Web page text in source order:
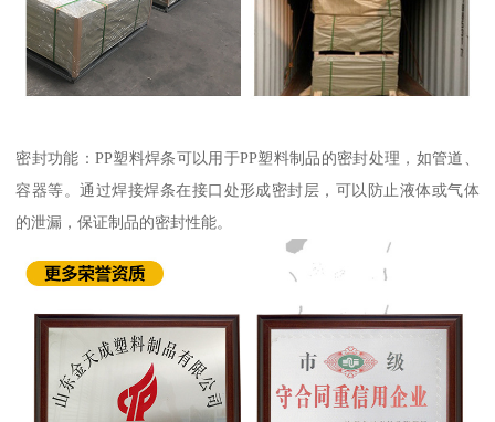
密封功能：PP塑料焊条可以用于PP塑料制品的密封处理，如管道、
容器等。通过焊接焊条在接口处形成密封层，可以防止液体或气体
的泄漏，保证制品的密封性能。